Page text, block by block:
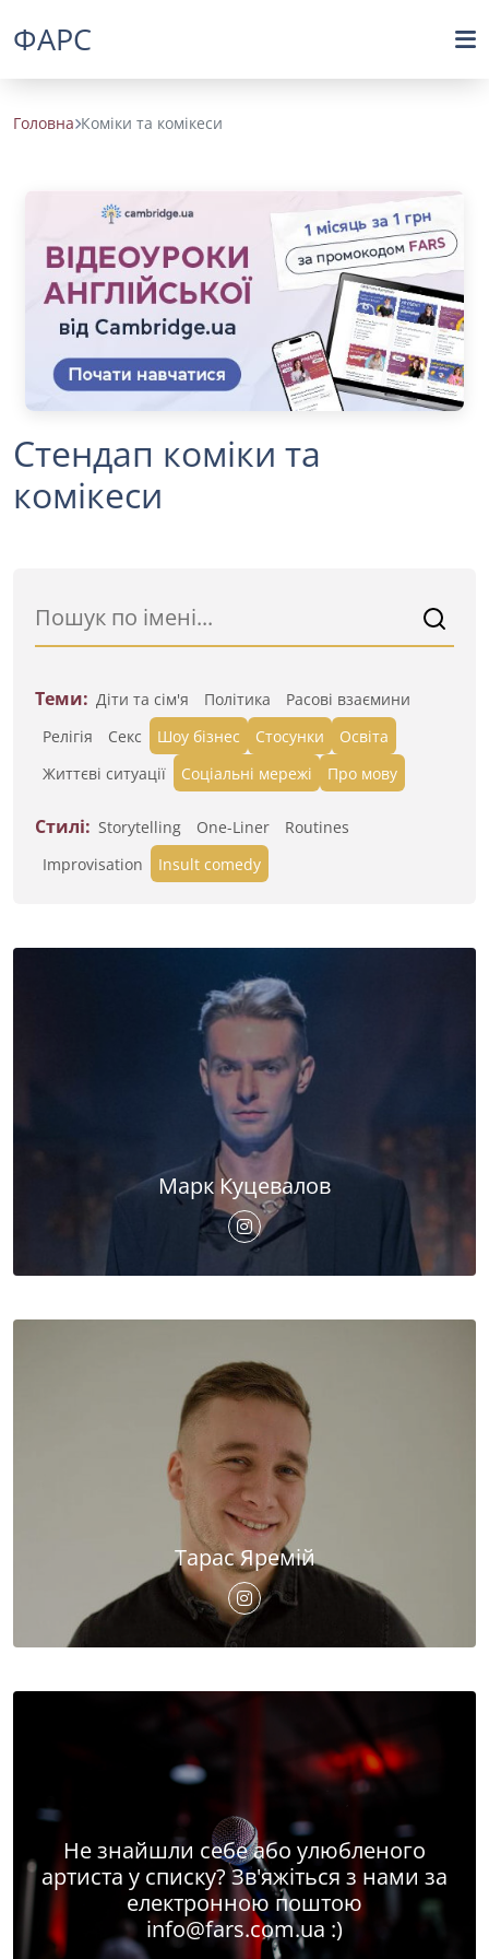
ФАРС
Головна Коміки та комікеси
Стендап коміки та
комікеси
Теми: Діти та сім'я Політика
Расові взаємини
Релігія
Секс Шоу бізнес Стосунки
Освіта
Життєві ситуації
Cоціальні мережі Про мову
Стилі: Storytelling One-Liner
Routines
Improvisation
Insult comedy
Марк Куцевалов
Тарас Яремій
Не знайшли себе або улюбленого
артиста у списку? Зв'яжіться з нами за
електронною поштою
info@fars.com.ua :)